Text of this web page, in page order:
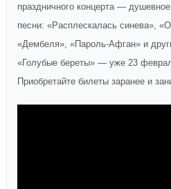
праздничного концерта —
песни: «Расплескалась синева»,
«Дембеля», «Пароль-Афган» и
«Голубые береты» — уже 23
Приобретайте билеты заранее и